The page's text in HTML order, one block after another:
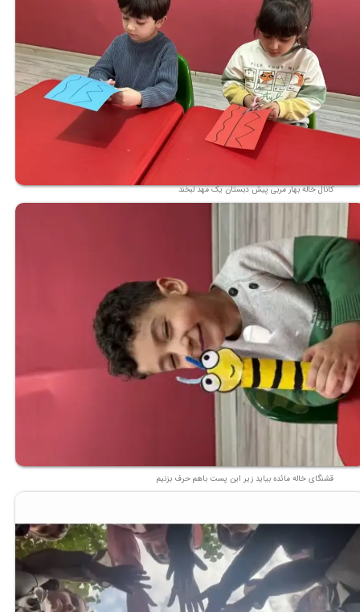
کانال خاله بهار مربی پیش دبستان یک مهد لبخند
قشنگای خاله مائده بیاید زیر این پست باهم حرف بزنیم